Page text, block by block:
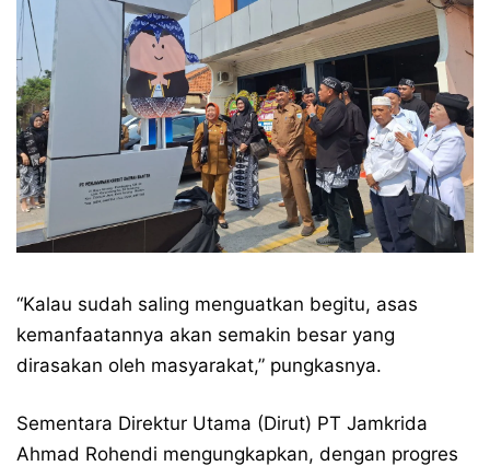
“Kalau sudah saling menguatkan begitu, asas
kemanfaatannya akan semakin besar yang
dirasakan oleh masyarakat,” pungkasnya.
Sementara Direktur Utama (Dirut) PT Jamkrida
Ahmad Rohendi mengungkapkan, dengan progres